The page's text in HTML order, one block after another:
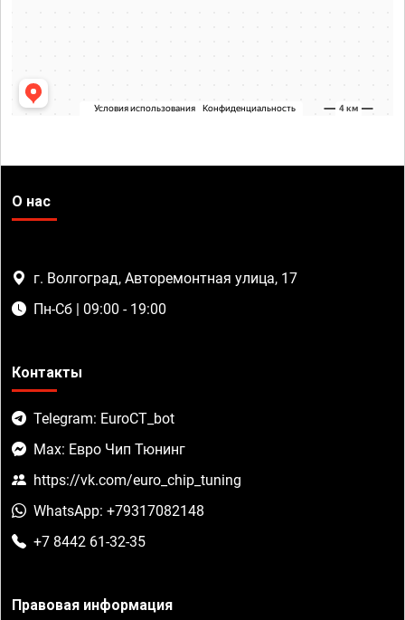
О нас
г. Волгоград, Авторемонтная улица, 17
Пн-Сб | 09:00 - 19:00
Контакты
Telegram: EuroCT_bot
Max: Евро Чип Тюнинг
https://vk.com/euro_chip_tuning
WhatsApp: +79317082148
+7 8442 61-32-35
Правовая информация